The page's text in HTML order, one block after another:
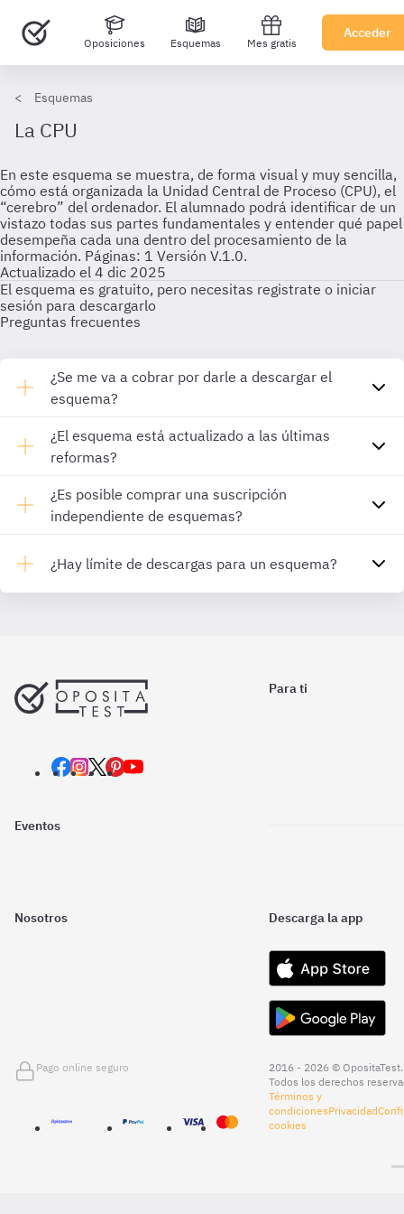
Oposiciones Esquemas Mes gratis
Acceder
Esquemas
La CPU
En este esquema se muestra, de forma visual y muy sencilla,
cómo está organizada la Unidad Central de Proceso (CPU), el
“cerebro” del ordenador. El alumnado podrá identificar de un
vistazo todas sus partes fundamentales y entender qué papel
desempeña cada una dentro del procesamiento de la
información. Páginas: 1 Versión V.1.0.
Actualizado el 4 dic 2025
El esquema es gratuito, pero necesitas registrate o iniciar
sesión para descargarlo
Preguntas frecuentes
¿Se me va a cobrar por darle a descargar el
esquema?
¿El esquema está actualizado a las últimas
reformas?
¿Es posible comprar una suscripción
independiente de esquemas?
¿Hay límite de descargas para un esquema?
Para ti
Eventos
Nosotros Descarga la app
Pago online seguro
2016 - 2026 © OpositaTest.
Todos los derechos
Términos y
condicionesPrivacidad
cookies